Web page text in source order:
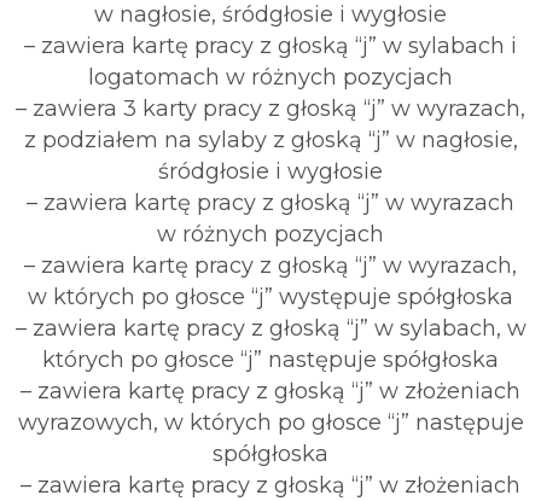
w nagłosie, śródgłosie i wygłosie
– zawiera kartę pracy z głoską “j” w sylabach i
logatomach w różnych pozycjach
– zawiera 3 karty pracy z głoską “j” w wyrazach,
z podziałem na sylaby z głoską “j” w nagłosie,
śródgłosie i wygłosie
– zawiera kartę pracy z głoską “j” w wyrazach
w różnych pozycjach
– zawiera kartę pracy z głoską “j” w wyrazach,
w których po głosce “j” występuje spółgłoska
– zawiera kartę pracy z głoską “j” w sylabach, w
których po głosce “j” następuje spółgłoska
– zawiera kartę pracy z głoską “j” w złożeniach
wyrazowych, w których po głosce “j” następuje
spółgłoska
– zawiera kartę pracy z głoską “j” w złożeniach